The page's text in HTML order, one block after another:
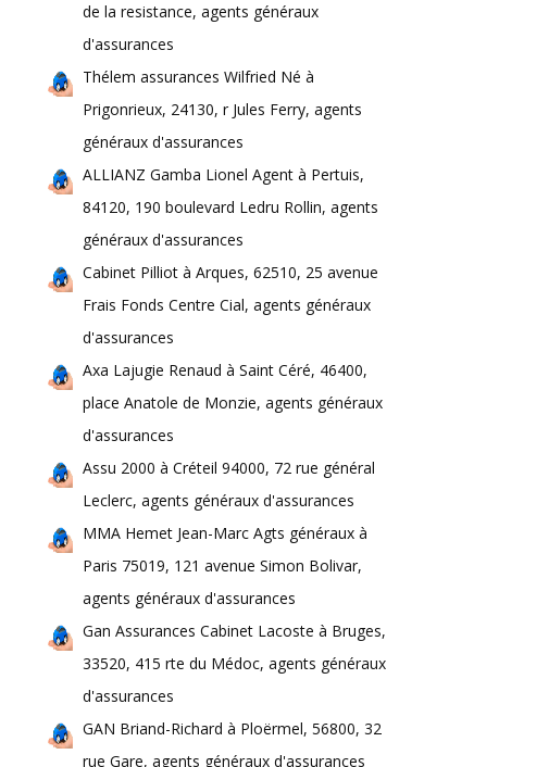
de la resistance, agents généraux
d'assurances
Thélem assurances Wilfried Né à
Prigonrieux, 24130, r Jules Ferry, agents
généraux d'assurances
ALLIANZ Gamba Lionel Agent à Pertuis,
84120, 190 boulevard Ledru Rollin, agents
généraux d'assurances
Cabinet Pilliot à Arques, 62510, 25 avenue
Frais Fonds Centre Cial, agents généraux
d'assurances
Axa Lajugie Renaud à Saint Céré, 46400,
place Anatole de Monzie, agents généraux
d'assurances
Assu 2000 à Créteil 94000, 72 rue général
Leclerc, agents généraux d'assurances
MMA Hemet Jean-Marc Agts généraux à
Paris 75019, 121 avenue Simon Bolivar,
agents généraux d'assurances
Gan Assurances Cabinet Lacoste à Bruges,
33520, 415 rte du Médoc, agents généraux
d'assurances
GAN Briand-Richard à Ploërmel, 56800, 32
rue Gare, agents généraux d'assurances